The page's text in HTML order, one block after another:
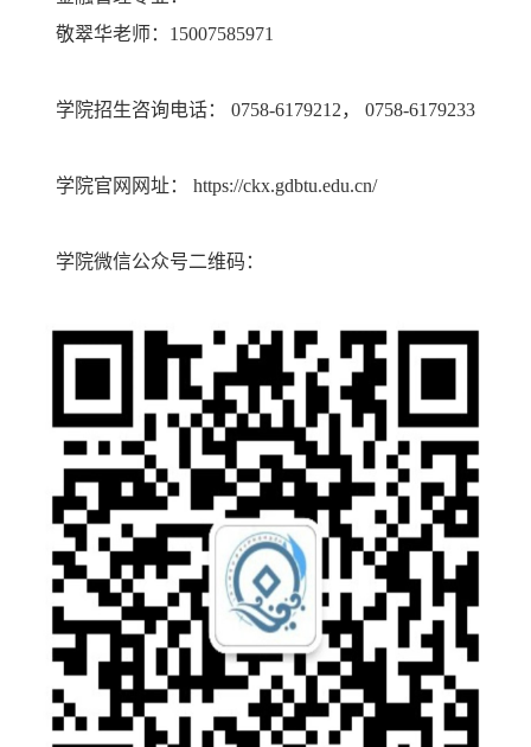
敬翠华老师：15007585971
学院招生咨询电话： 0758-6179212， 0758-6179233
学院官网网址： https://ckx.gdbtu.edu.cn/
学院微信公众号二维码：